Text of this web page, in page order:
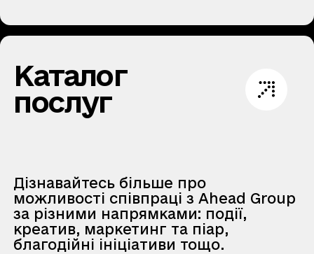
Каталог
послуг
Дізнавайтесь більше про
можливості співпраці з Ahead Group
за різними напрямками: події,
креатив, маркетинг та піар,
благодійні ініціативи тощо.